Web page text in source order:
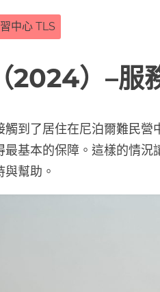
中心 TLS
2024）–服
到了居住在尼泊爾難民營
基本的保障。這樣的情
幫助。